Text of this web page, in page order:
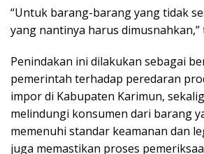
“Untuk barang-barang yang tidak
yang nantinya harus dimusnahkan,”
Penindakan ini dilakukan sebagai
pemerintah terhadap peredaran
impor di Kabupaten Karimun,
melindungi konsumen dari barang
memenuhi standar keamanan dan
juga memastikan proses